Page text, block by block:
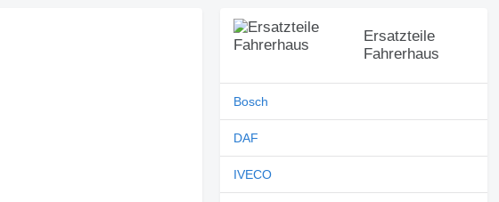
Ersatzteile
Fahrerhaus
Bosch
DAF
IVECO